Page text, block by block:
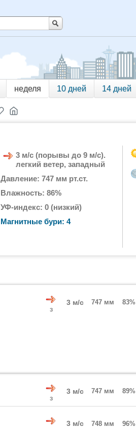
неделя 10 дней 14 дней
3 м/с (порывы до 9 м/с).
легкий ветер, западный
Давление: 747 мм рт.ст.
Влажность: 86%
УФ-индекс: 0 (низкий)
Магнитные бури: 4
З
3 м/с 747 мм 83%
З
3 м/с 747 мм 89%
3 м/с 748 мм 96%